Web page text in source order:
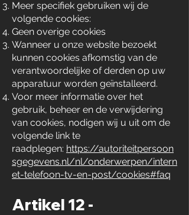
Meer specifiek gebruiken wij de
volgende cookies:
Geen overige cookies
Wanneer u onze website bezoekt
kunnen cookies afkomstig van de
verantwoordelijke of derden op uw
apparatuur worden geïnstalleerd.
Voor meer informatie over het
gebruik, beheer en de verwijdering
van cookies, nodigen wij u uit om de
volgende link te
raadplegen: https://autoriteitpersoon
sgegevens.nl/nl/onderwerpen/intern
et-telefoon-tv-en-post/cookies#faq
Artikel 12 -